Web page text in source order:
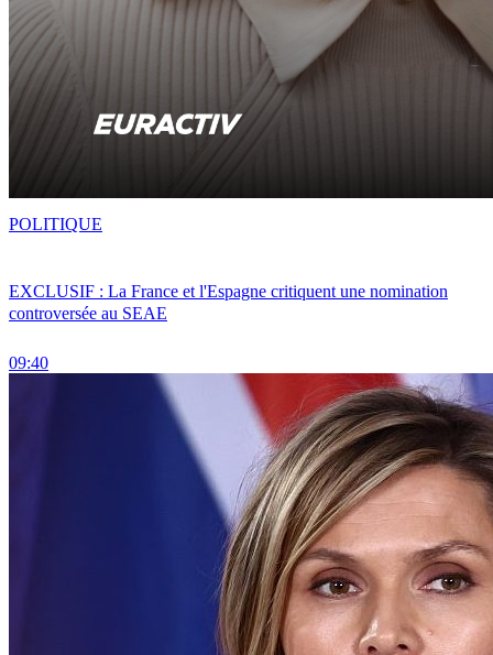
EXCLUSIF : La France et l'Espagne critiquent une nomination
controversée au SEAE
09:40
POLITIQUE